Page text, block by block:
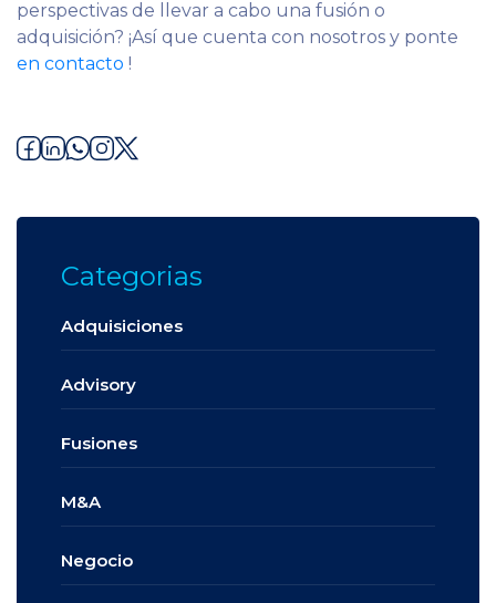
perspectivas de llevar a cabo una fusión o
adquisición? ¡Así que cuenta con nosotros y ponte
en contacto !
Categorias
Adquisiciones
Advisory
Fusiones
M&A
Negocio